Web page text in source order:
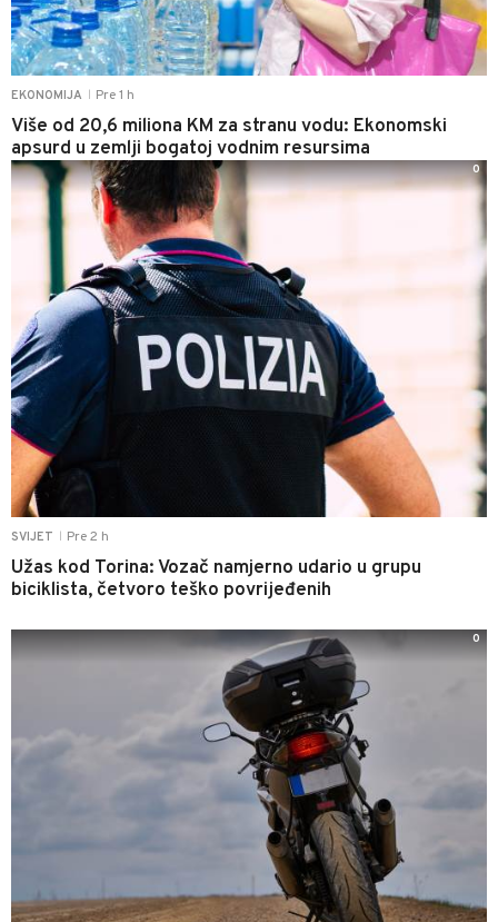
EKONOMIJA Pre 1 h
Više od 20,6 miliona KM za stranu vodu: Ekonomski
apsurd u zemlji bogatoj vodnim resursima
SVIJET Pre 2 h
Užas kod Torina: Vozač namjerno udario u grupu
biciklista, četvoro teško povrijeđenih
0
0